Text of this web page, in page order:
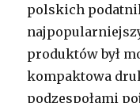
polskich
produktów był
kompaktowa
podzespołami